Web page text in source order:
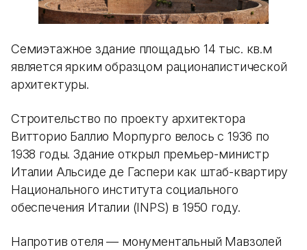
Семиэтажное здание площадью 14 тыс. кв.м
является ярким образцом рационалистической
архитектуры.
Строительство по проекту архитектора
Витторио Баллио Морпурго велось с 1936 по
1938 годы. Здание открыл премьер-министр
Италии Альсиде де Гаспери как штаб-квартиру
Национального института социального
обеспечения Италии (INPS) в 1950 году.
Напротив отеля — монументальный Мавзолей